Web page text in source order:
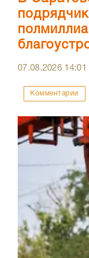
07.08.2026 14:01
Комментарии